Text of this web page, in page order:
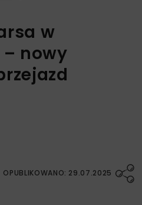
w
nowy
OPUBLIKOWANO: 29.07.2025